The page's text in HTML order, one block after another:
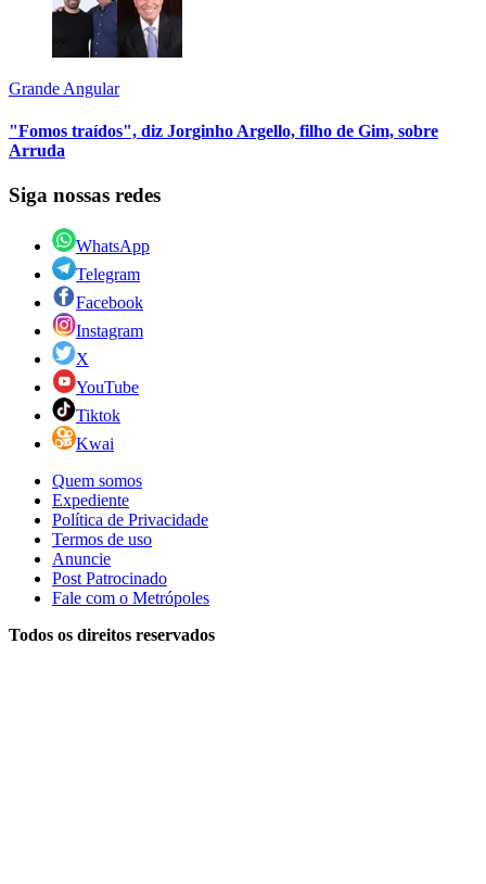
Grande Angular
"Fomos traídos", diz Jorginho Argello, filho de Gim, sobre
Arruda
Siga nossas redes
WhatsApp
Telegram
Facebook
Instagram
X
YouTube
Tiktok
Kwai
Quem somos
Expediente
Política de Privacidade
Termos de uso
Anuncie
Post Patrocinado
Fale com o Metrópoles
Todos os direitos reservados